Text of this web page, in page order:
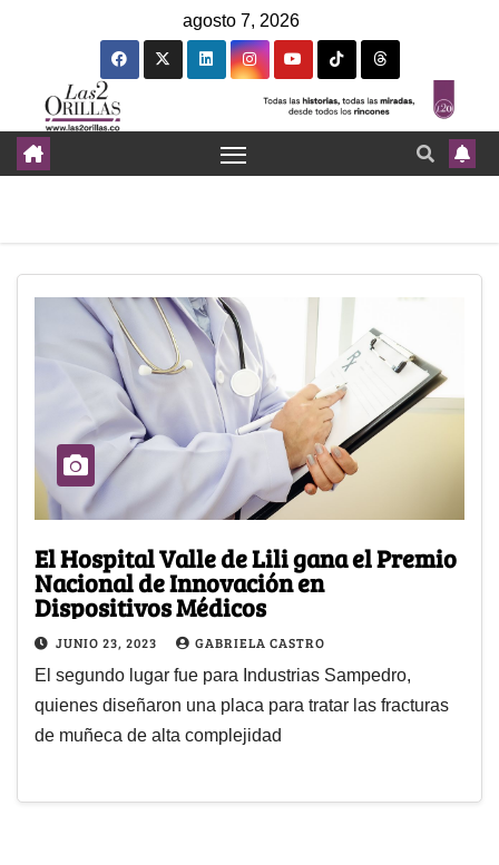
agosto 7, 2026
El Hospital Valle de Lili gana el Premio
Nacional de Innovación en
Dispositivos Médicos
JUNIO 23, 2023 GABRIELA CASTRO
El segundo lugar fue para Industrias Sampedro,
quienes diseñaron una placa para tratar las fracturas
de muñeca de alta complejidad